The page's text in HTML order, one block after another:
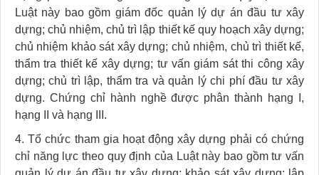
Luật này bao gồm giám đốc quản lý dự án đầu tư xây
dựng; chủ nhiệm, chủ trì lập thiết kế quy hoạch xây dựng;
chủ nhiệm khảo sát xây dựng; chủ nhiệm, chủ trì thiết kế,
thẩm tra thiết kế xây dựng; tư vấn giám sát thi công xây
dựng; chủ trì lập, thẩm tra và quản lý chi phí đầu tư xây
dựng. Chứng chỉ hành nghề được phân thành hạng I,
hạng II và hạng III.
4. Tổ chức tham gia hoạt động xây dựng phải có chứng
chỉ năng lực theo quy định của Luật này bao gồm tư vấn